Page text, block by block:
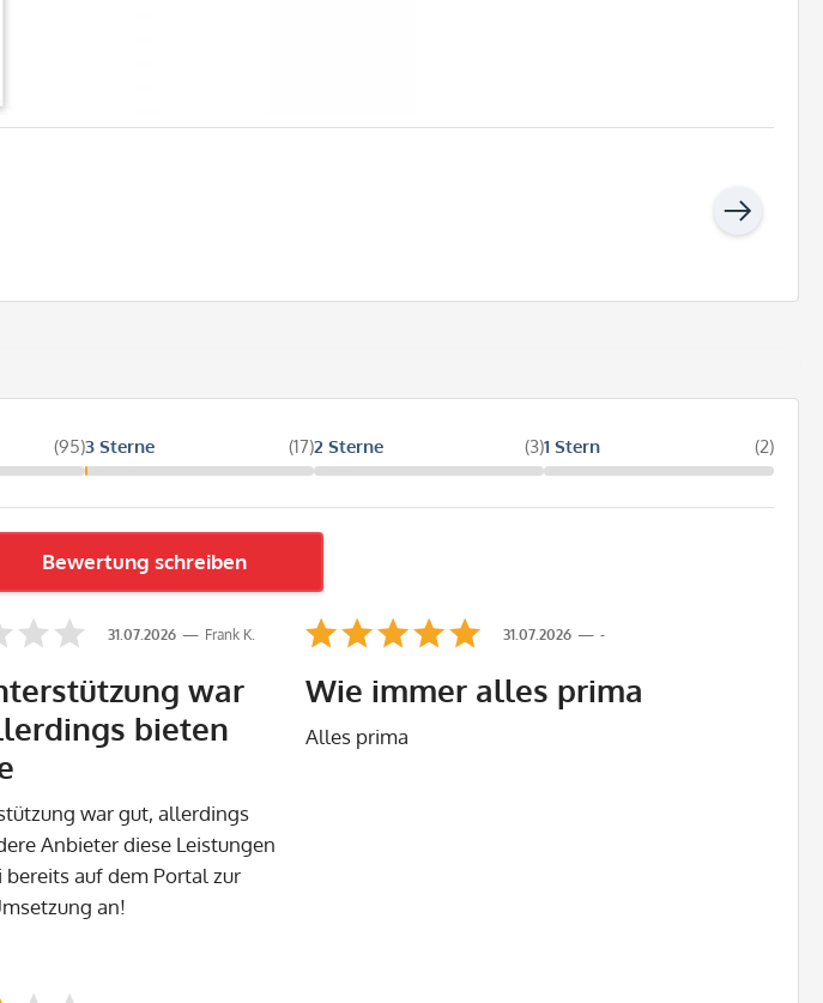
(95)3 Sterne (17)2 Sterne (3)1 Stern (2)
Bewertung schreiben
Frank K.
31.07.2026
war
bieten
war gut, allerdings
Anbieter diese Leistungen
auf dem Portal zur
an!
-
31.07.2026
Wie immer alles prima
Alles prima